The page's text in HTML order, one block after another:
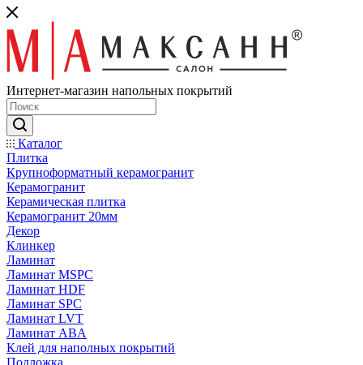
Интернет-магазин напольных покрытий
Каталог
Плитка
Крупноформатный керамогранит
Керамогранит
Керамическая плитка
Керамогранит 20мм
Декор
Клинкер
Ламинат
Ламинат MSPC
Ламинат HDF
Ламинат SPC
Ламинат LVT
Ламинат ABA
Клей для наполных покрытий
Подложка